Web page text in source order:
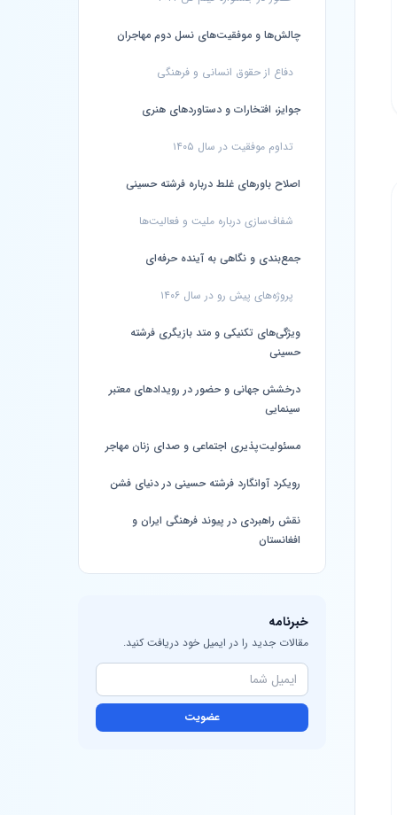
چالش‌ها و موفقیت‌های نسل دوم مهاجران
دفاع از حقوق انسانی و فرهنگی
جوایز، افتخارات و دستاوردهای هنری
تداوم موفقیت در سال ۱۴۰۵
اصلاح باورهای غلط درباره فرشته حسینی
شفاف‌سازی درباره ملیت و فعالیت‌ها
جمع‌بندی و نگاهی به آینده حرفه‌ای
پروژه‌های پیش رو در سال ۱۴۰۶
ویژگی‌های تکنیکی و متد بازیگری فرشته
حسینی
درخشش جهانی و حضور در رویدادهای معتبر
سینمایی
مسئولیت‌پذیری اجتماعی و صدای زنان مهاجر
رویکرد آوانگارد فرشته حسینی در دنیای فشن
نقش راهبردی در پیوند فرهنگی ایران و
افغانستان
خبرنامه
مقالات جدید را در ایمیل خود دریافت کنید.
عضویت